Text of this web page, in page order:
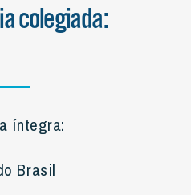
colegiada:
íntegra:
Brasil